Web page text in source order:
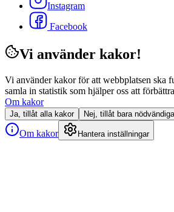
Instagram
Facebook
Vi använder kakor!
Vi använder kakor för att webbplatsen ska
samla in statistik som hjälper oss att
Om kakor
Ja, tillåt alla kakor Nej, tillåt bara nödvändiga
Om kakor Hantera inställningar